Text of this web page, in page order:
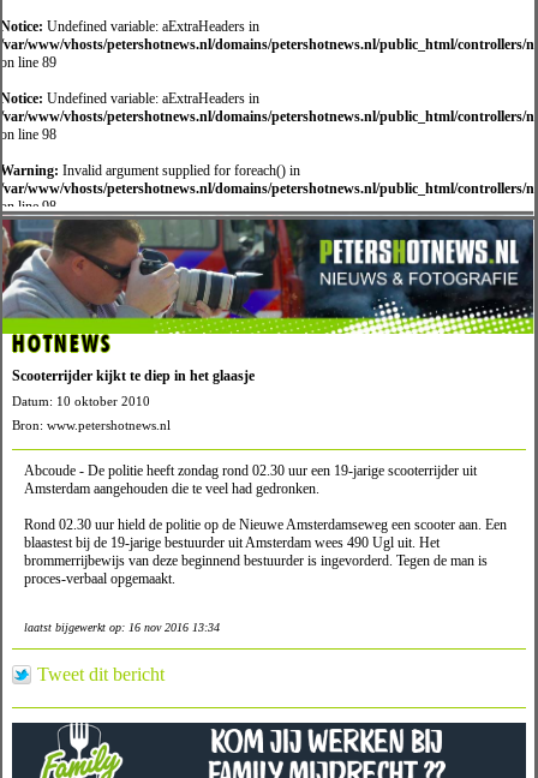
Notice: Undefined variable: aExtraHeaders in
/var/www/vhosts/petershotnews.nl/domains/petershotnews.nl/public_html/controllers/
on line 89
Notice: Undefined variable: aExtraHeaders in
/var/www/vhosts/petershotnews.nl/domains/petershotnews.nl/public_html/controllers/
on line 98
Warning: Invalid argument supplied for foreach() in
/var/www/vhosts/petershotnews.nl/domains/petershotnews.nl/public_html/controllers/
on line 98
HOTNEWS
Scooterrijder kijkt te diep in het glaasje
Datum: 10 oktober 2010
Bron: www.petershotnews.nl
Abcoude - De politie heeft zondag rond 02.30 uur een 19-jarige scooterrijder uit
Amsterdam aangehouden die te veel had gedronken.
Rond 02.30 uur hield de politie op de Nieuwe Amsterdamseweg een scooter aan. Een
blaastest bij de 19-jarige bestuurder uit Amsterdam wees 490 Ugl uit. Het
brommerrijbewijs van deze beginnend bestuurder is ingevorderd. Tegen de man is
proces-verbaal opgemaakt.
laatst bijgewerkt op: 16 nov 2016 13:34
Tweet dit bericht